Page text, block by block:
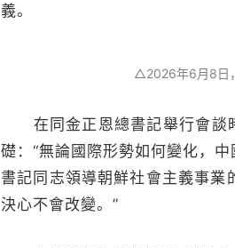
義。
△2026年6月8日
在同金正恩總書記舉行會談時
礎：“無論國際形勢如何變化，
書記同志領導朝鮮社會主義事業
決心不會改變。”